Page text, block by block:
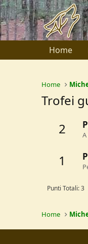
Home
Home
Trofei
2
1
Punti Totali: 3
Home